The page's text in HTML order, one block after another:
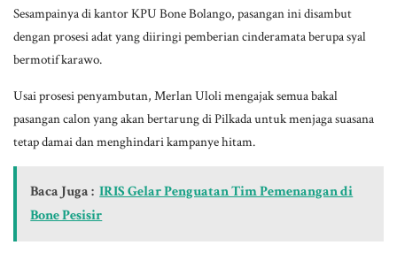
Sesampainya di kantor KPU Bone Bolango, pasangan ini disambut
dengan prosesi adat yang diiringi pemberian cinderamata berupa syal
bermotif karawo.
Usai prosesi penyambutan, Merlan Uloli mengajak semua bakal
pasangan calon yang akan bertarung di Pilkada untuk menjaga suasana
tetap damai dan menghindari kampanye hitam.
Baca Juga : IRIS Gelar Penguatan Tim Pemenangan di
Bone Pesisir